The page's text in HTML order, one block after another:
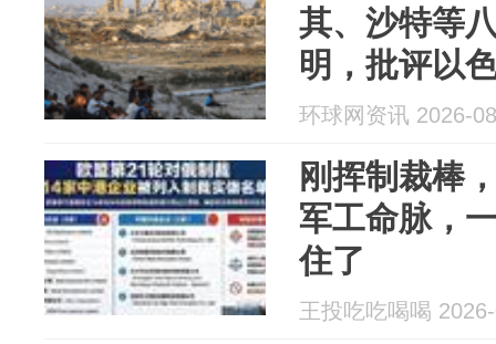
其、沙特等
明，批评以
环球网资讯 2026-
刚挥制裁棒
军工命脉，
住了
王投吃吃喝喝